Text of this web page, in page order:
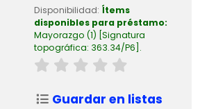
Disponibilidad: Ítems
disponibles para préstamo:
Mayorazgo (1) Signatura
topográfica: 363.34/P6 .
Guardar en listas